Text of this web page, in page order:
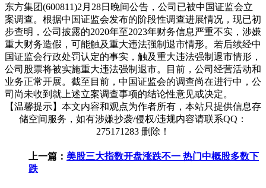
东方集团(600811)2月28日晚间公告，公司已被中国证监会立
案调查。根据中国证监会发布的阶段性调查进展情况，现已初
步查明，公司披露的2020年至2023年财务信息严重不实，涉嫌
重大财务造假，可能触及重大违法强制退市情形。若后续经中
国证监会行政处罚认定的事实，触及重大违法强制退市情形，
公司股票将被实施重大违法强制退市。目前，公司经营活动和
业务正常开展。截至目前，中国证监会的调查尚在进行中，公
司尚未收到就上述立案调查事项的结论性意见或决定。
【温馨提示】本文内容和观点为作者所有，本站只提供信息存
储空间服务，如有涉嫌抄袭/侵权/违规内容请联系QQ：
275171283 删除！
上一篇： 美股三大指数开盘涨跌不一 热门中概股多数下
跌